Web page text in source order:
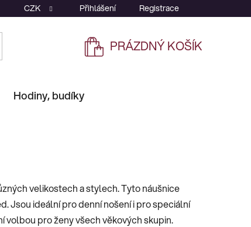
CZK Přihlášení Registrace
NÁKUPNÍ
PRÁZDNÝ KOŠÍK
Hodiny, budíky
velikostech a stylech. Tyto náušnice
Jsou ideální pro denní nošení i pro speciální
volbou pro ženy všech věkových skupin.